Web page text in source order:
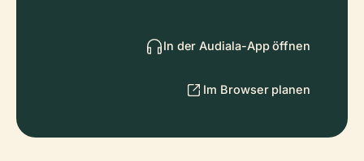
In der Audiala-App öffnen
Im Browser planen